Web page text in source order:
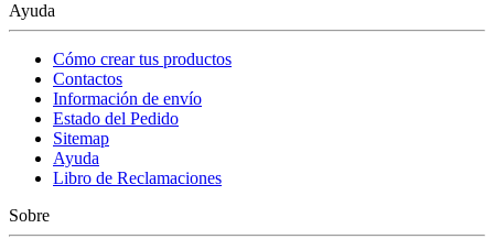
Ayuda
Cómo crear tus productos
Contactos
Información de envío
Estado del Pedido
Sitemap
Ayuda
Libro de Reclamaciones
Sobre